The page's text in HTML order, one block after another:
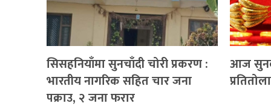
सिसहनियाँमा सुनचाँदी चोरी प्रकरण :
भारतीय नागरिक सहित चार जना
पक्राउ, २ जना फरार
आज